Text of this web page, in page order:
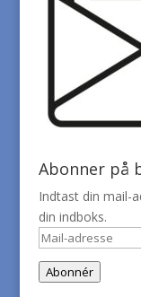
Abonner på
Indtast din mail-
din indboks.
Mail-
adresse
Abonnér